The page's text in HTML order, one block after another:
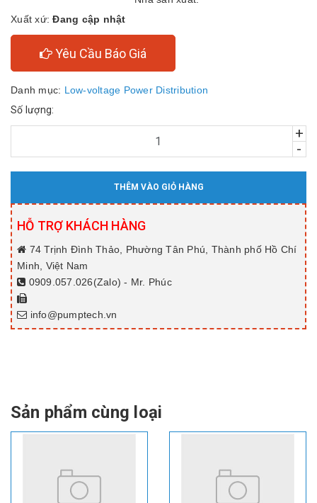
Xuất xứ:Đang cập nhật
Yêu Cầu Báo Giá
Danh mục: Low-voltage Power Distribution
Số lượng:
+
-
THÊM VÀO GIỎ HÀNG
HỖ TRỢ KHÁCH HÀNG
74 Trịnh Đình Thảo, Phường Tân Phú, Thành phố Hồ Chí
Minh, Việt Nam
0909.057.026(Zalo) - Mr. Phúc
info@pumptech.vn
Sản phẩm cùng loại